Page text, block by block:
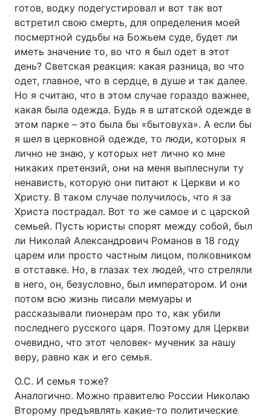
готов, водку подегустировал и вот так вот
встретил свою смерть, для определения моей
посмертной судьбы на Божьем суде, будет ли
иметь значение то, во что я был одет в этот
день? Светская реакция: какая разница, во что
одет, главное, что в сердце, в душе и так далее.
Но я считаю, что в этом случае гораздо важнее,
какая была одежда. Будь я в штатской одежде в
этом парке – это была бы «бытовуха». А если бы
я шел в церковной одежде, то люди, которых я
лично не знаю, у которых нет лично ко мне
никаких претензий, они на меня выплеснули ту
ненависть, которую они питают к Церкви и ко
Христу. В таком случае получилось, что я за
Христа пострадал. Вот то же самое и с царской
семьей. Пусть юристы спорят между собой, был
ли Николай Александрович Романов в 18 году
царем или просто частным лицом, полковником
в отставке. Но, в глазах тех людей, что стреляли
в него, он, безусловно, был императором. И они
потом всю жизнь писали мемуары и
рассказывали пионерам про то, как убили
последнего русского царя. Поэтому для Церкви
очевидно, что этот человек- мученик за нашу
веру, равно как и его семья.
О.С. И семья тоже?
Аналогично. Можно правителю России Николаю
Второму предъявлять какие-то политические